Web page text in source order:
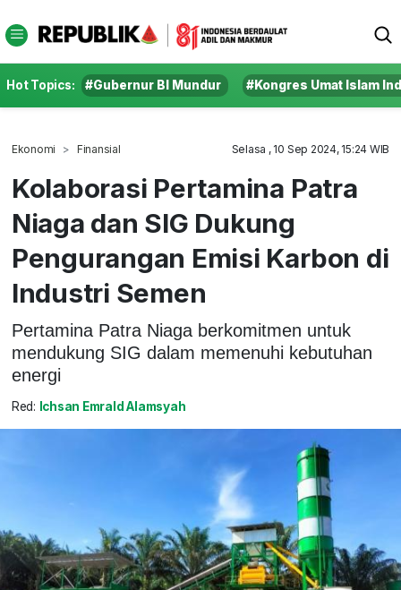
Hot Topics: #Gubernur BI Mundur #Kongres Umat Islam
Ekonomi Finansial Selasa , 10 Sep 2024, 15:24 WIB
Kolaborasi Pertamina Patra
Niaga dan SIG Dukung
Pengurangan Emisi Karbon di
Industri Semen
Pertamina Patra Niaga berkomitmen untuk
mendukung SIG dalam memenuhi kebutuhan
energi
Red: Ichsan Emrald Alamsyah